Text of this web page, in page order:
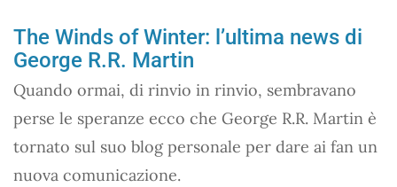
The Winds of Winter: l’ultima news di
George R.R. Martin
Quando ormai, di rinvio in rinvio, sembravano
perse le speranze ecco che George R.R. Martin è
tornato sul suo blog personale per dare ai fan un
nuova comunicazione.